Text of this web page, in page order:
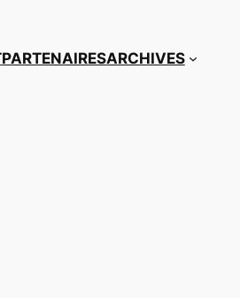
PARTENAIRESARCHIVES